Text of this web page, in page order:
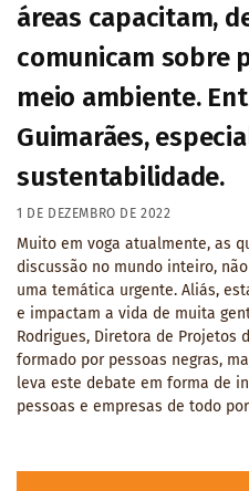
áreas capacitam,
comunicam sobre
meio ambiente.
Guimarães,
sustentabilidade.
1 DE DEZEMBRO DE 2022
Muito em voga atualmente, as
discussão no mundo inteiro,
uma temática urgente. Aliás,
e impactam a vida de muita
Rodrigues, Diretora de Projetos
formado por pessoas negras,
leva este debate em forma de
pessoas e empresas de todo